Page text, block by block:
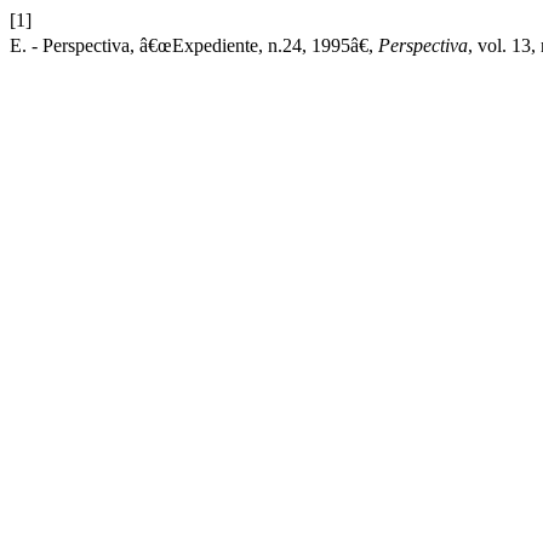
[1]
E. - Perspectiva, â€œExpediente, n.24, 1995â€, Perspectiva, vol. 13,